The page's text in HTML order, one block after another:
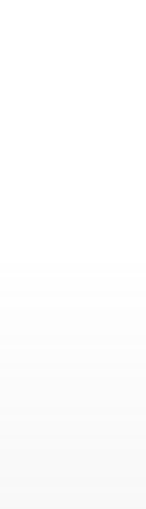
крючка
посидеть